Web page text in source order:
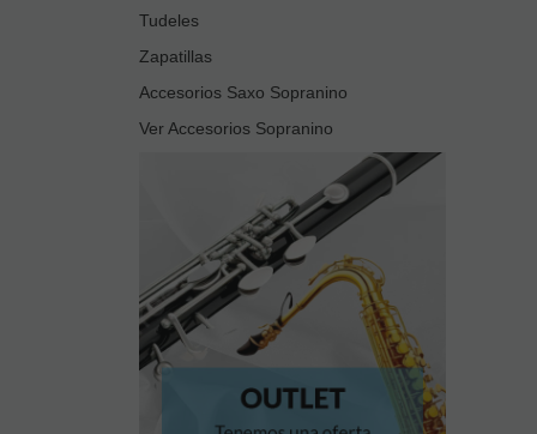
Tudeles
Zapatillas
Accesorios Saxo Sopranino
Ver Accesorios Sopranino